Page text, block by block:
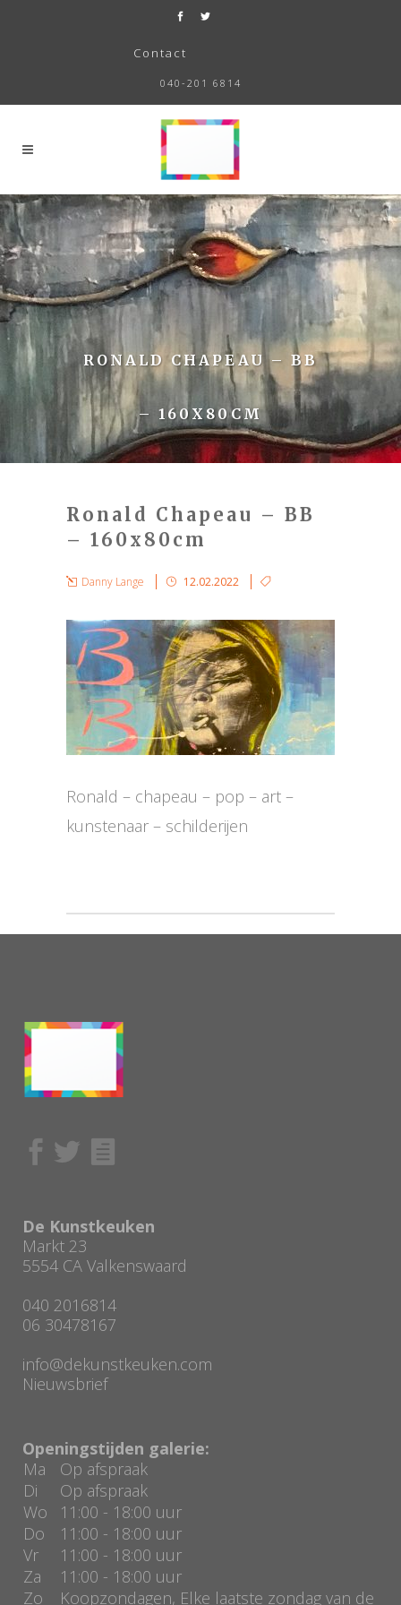
Contact
040-201 6814
RONALD CHAPEAU – BB
– 160X80CM
Ronald Chapeau – BB
– 160x80cm
Danny Lange 12.02.2022
Ronald – chapeau – pop – art –
kunstenaar – schilderijen
De Kunstkeuken
Markt 23
5554 CA Valkenswaard
040 2016814
06 30478167
info@dekunstkeuken.com
Nieuwsbrief
Openingstijden galerie:
Ma
Op afspraak
Di
Op afspraak
Wo
11:00 - 18:00 uur
Do
11:00 - 18:00 uur
Vr
11:00 - 18:00 uur
Za
11:00 - 18:00 uur
Zo
Koopzondagen, Elke laatste zondag van de